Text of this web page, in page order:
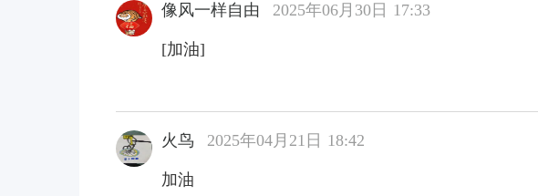
像风一样自由 2025年06月30日 17:33
[加油]
火鸟 2025年04月21日 18:42
加油